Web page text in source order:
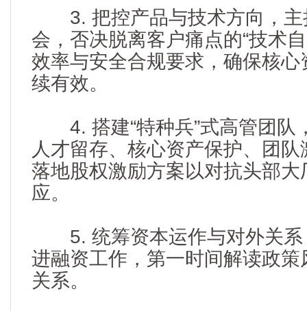
3. 把控产品与技术方向，主
会，否决脱离客户痛点的“技术
效率与安全合规要求，确保核
续有效。
4. 搭建“特种兵”式高管团队
人才留存、核心资产保护、团
落地股权激励方案以对抗头部
应。
5. 统筹资本运作与对外关系
进融资工作，第一时间解读政
关系。